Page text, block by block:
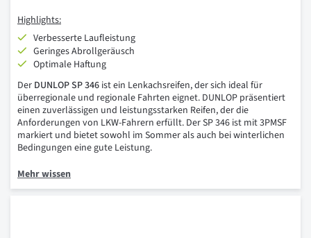
Highlights:
Verbesserte Laufleistung
Geringes Abrollgeräusch
Optimale Haftung
Der DUNLOP SP 346 ist ein Lenkachsreifen, der sich ideal für
überregionale und regionale Fahrten eignet. DUNLOP präsentiert
einen zuverlässigen und leistungsstarken Reifen, der die
Anforderungen von LKW-Fahrern erfüllt. Der SP 346 ist mit 3PMSF
markiert und bietet sowohl im Sommer als auch bei winterlichen
Bedingungen eine gute Leistung.
Mehr wissen